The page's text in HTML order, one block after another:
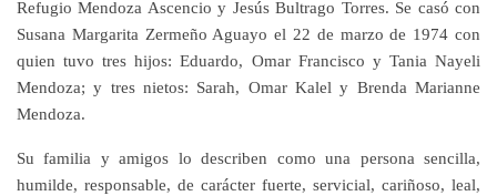
Refugio Mendoza Ascencio y Jesús Bultrago Torres. Se casó con
Susana Margarita Zermeño Aguayo el 22 de marzo de 1974 con
quien tuvo tres hijos: Eduardo, Omar Francisco y Tania Nayeli
Mendoza; y tres nietos: Sarah, Omar Kalel y Brenda Marianne
Mendoza.
Su familia y amigos lo describen como una persona sencilla,
humilde, responsable, de carácter fuerte, servicial, cariñoso, leal,